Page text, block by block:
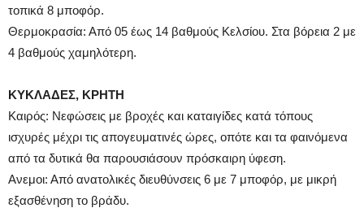
τοπικά 8 μποφόρ.
Θερμοκρασία: Από 05 έως 14 βαθμούς Κελσίου. Στα βόρεια 2 με
4 βαθμούς χαμηλότερη.
ΚΥΚΛΑΔΕΣ, ΚΡΗΤΗ
Καιρός: Νεφώσεις με βροχές και καταιγίδες κατά τόπους
ισχυρές μέχρι τις απογευματινές ώρες, οπότε και τα φαινόμενα
από τα δυτικά θα παρουσιάσουν πρόσκαιρη ύφεση.
Ανεμοι: Από ανατολικές διευθύνσεις 6 με 7 μποφόρ, με μικρή
εξασθένηση το βράδυ.